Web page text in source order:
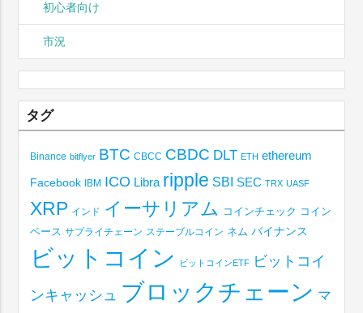
初心者向け
市況
タグ
Binance bitflyer BTC CBCC CBDC DLT ETH ethereum
Facebook IBM ICO Libra ripple SBI SEC TRX UASF
XRP インド イーサリアム コインチェック コイン
ベース サプライチェーン ステーブルコイン ネム バイナンス
ビットコイン ビットコインETF ビットコイ
ンキャッシュ ブロックチェーン マ